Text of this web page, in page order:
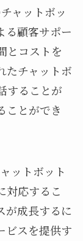
ャットボッ
る顧客サポー
とコストを
たチャットボ
することが
ことができ
ットボット
対応するこ
が成長するに
ビスを提供す